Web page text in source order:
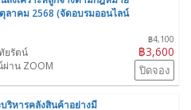
ลาคม 2568 (จัดอบรมออนไลน์
฿4,100
฿3,600
ยรัตน์
าน ZOOM
ปิดจอง
ริหารคลังสินค้าอย่างมี